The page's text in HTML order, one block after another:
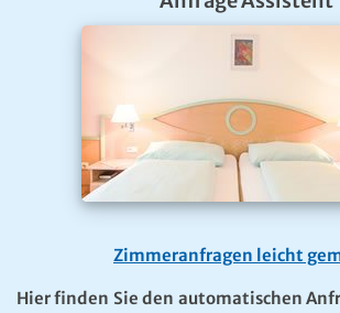
Neben der ERSTEN INTERNET-
Land steht den Gästen und
ERSTE APP der Region für
Als idealer mobiler Begleiter für
Mariazeller Land ist die Mariazell